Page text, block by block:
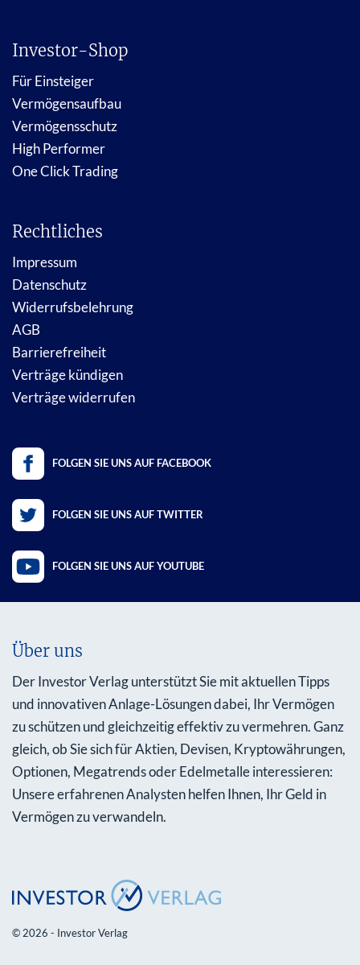
Investor-Shop
Für Einsteiger
Vermögensaufbau
Vermögensschutz
High Performer
One Click Trading
Rechtliches
Impressum
Datenschutz
Widerrufsbelehrung
AGB
Barrierefreiheit
Verträge kündigen
Verträge widerrufen
FOLGEN SIE UNS AUF FACEBOOK
FOLGEN SIE UNS AUF TWITTER
FOLGEN SIE UNS AUF YOUTUBE
Über uns
Der Investor Verlag unterstützt Sie mit aktuellen Tipps
und innovativen Anlage-Lösungen dabei, Ihr Vermögen
zu schützen und gleichzeitig effektiv zu vermehren. Ganz
gleich, ob Sie sich für Aktien, Devisen, Kryptowährungen,
Optionen, Megatrends oder Edelmetalle interessieren:
Unsere erfahrenen Analysten helfen Ihnen, Ihr Geld in
Vermögen zu verwandeln.
© 2026 - Investor Verlag